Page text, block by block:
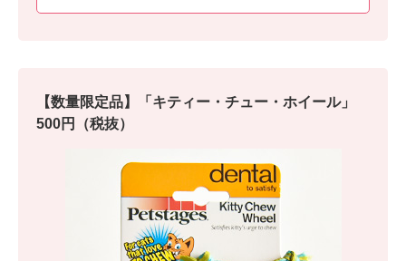
【数量限定品】「キティー・チュー・ホイール」
500円（税抜）